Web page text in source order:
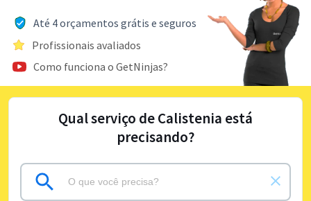
Até 4 orçamentos grátis e seguros
Profissionais avaliados
Como funciona o GetNinjas?
Qual serviço de Calistenia está
precisando?